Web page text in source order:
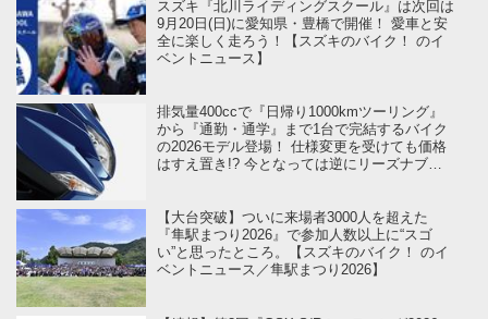
スズキ『北川ライディングスクール』は次回は
9月20日(日)に愛知県・豊橋で開催！ 愛車と安
全に楽しく走ろう！【スズキのバイク！ のイ
ベントニュース】
排気量400ccで『日帰り1000kmツーリング』
から『通勤・通学』まで1台で完結するバイク
の2026モデル登場！ 仕様変更を受けても価格
はすえ置き!? 今となっては逆にリーズナブル
【大台突破】ついに来場者3000人を超えた
『隼駅まつり2026』で参加人数以上に“スゴ
い”と思ったところ。【スズキのバイク！ のイ
ベントニュース／隼駅まつり2026】